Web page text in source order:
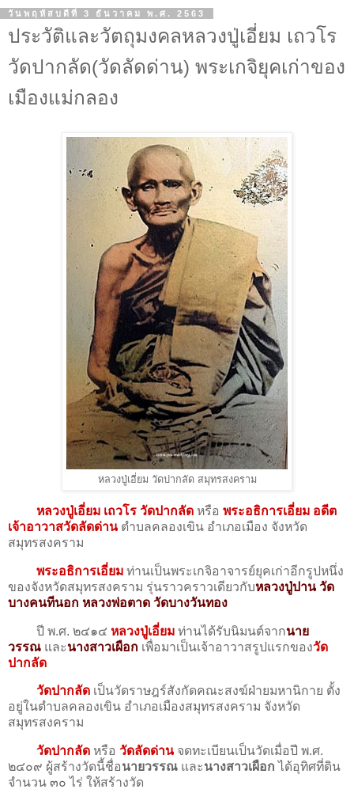
วันพฤหัสบดีที่ 3 ธันวาคม พ.ศ. 2563
ประวัติและวัตถุมงคลหลวงปู่เอี่ยม เถวโร
วัดปากลัด(วัดลัดด่าน) พระเกจิยุคเก่าของ
เมืองแม่กลอง
หลวงปู่เอี่ยม วัดปากลัด สมุทรสงคราม
หลวงปู่เอี่ยม เถวโร วัดปากลัด หรือ พระอธิการเอี่ยม อดีต
เจ้าอาวาสวัดลัดด่าน ตำบลคลองเขิน อำเภอเมือง จังหวัด
สมุทรสงคราม
พระอธิการเอี่ยม ท่านเป็นพระเกจิอาจารย์ยุคเก่าอีกรูปหนึ่ง
ของจังหวัดสมุทรสงคราม รุ่นราวคราวเดียวกับหลวงปู่ปาน วัด
บางคนทีนอก หลวงพ่อตาด วัดบางวันทอง
ปี พ.ศ. ๒๔๑๔ หลวงปู่เอี่ยม ท่านได้รับนิมนต์จากนาย
วรรณ และนางสาวเผือก เพื่อมาเป็นเจ้าอาวาสรูปแรกของวัด
ปากลัด
วัดปากลัด เป็นวัดราษฎร์สังกัดคณะสงฆ์ฝ่ายมหานิกาย ตั้ง
อยู่ในตำบลคลองเขิน อำเภอเมืองสมุทรสงคราม จังหวัด
สมุทรสงคราม
วัดปากลัด หรือ วัดลัดด่าน จดทะเบียนเป็นวัดเมื่อปี พ.ศ.
๒๔๐๙ ผู้สร้างวัดนี้ชื่อนายวรรณ และนางสาวเผือก ได้อุทิศที่ดิน
จำนวน ๓๐ ไร่ ให้สร้างวัด